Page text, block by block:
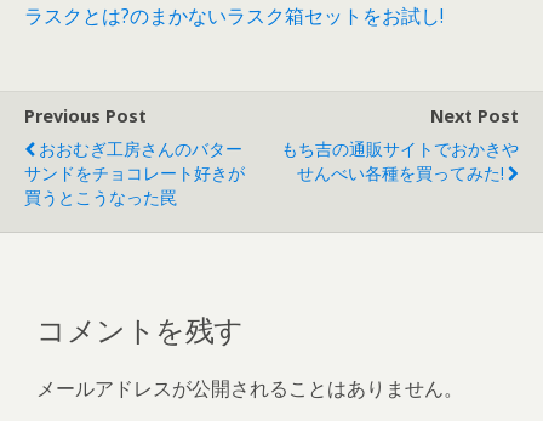
ラスクとは?のまかないラスク箱セットをお試し!
Previous Post
おおむぎ工房さんのバター
サンドをチョコレート好きが
買うとこうなった罠
Next Post
もち吉の通販サイトでおかきや
せんべい各種を買ってみた!
コメントを残す
メールアドレスが公開されることはありません。